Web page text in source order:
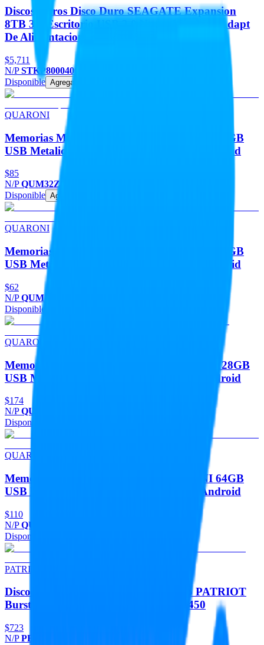
Discos Duros Disco Duro SEAGATE Expansion
8TB 3.5 Escritorio USB 3.0 Negro Win Mac Adapt
De Alimentacion
$5,711
N/PSTKP8000400
Disponible Agregar
QUARONI
Memorias Memoria Flash USB QUARONI 32GB
USB Metalica USB 2.0 Compatible Con Android
$85
N/PQUM32Z
Disponible Agregar
QUARONI
Memorias Memoria Flash USB QUARONI 16GB
USB Metalica USB 2.0 Compatible Con Android
$62
N/PQUM16Z
Disponible
QUARONI
Memorias Memoria Flash USB QUARONI 128GB
USB Metalica USB 2.0 Compatible Con Android
$174
N/PQUM128Z
Disponible
QUARONI
Memorias Memoria Flash USB QUARONI 64GB
USB Metalica USB 2.0 Compatible Con Android
$110
N/PQUM64Z
Disponible
PATRIOT
Discos Duros Unidad De Estado Solido PATRIOT
Burst Elite 240GB 2.5 SATA 3 LECT.450
$723
N/PPBE240GS25SSDR